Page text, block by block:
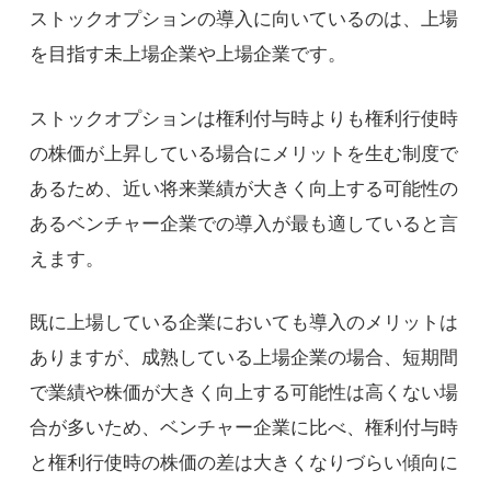
ストックオプションの導入に向いているのは、上場
を目指す未上場企業や上場企業です。
ストックオプションは権利付与時よりも権利行使時
の株価が上昇している場合にメリットを生む制度で
あるため、近い将来業績が大きく向上する可能性の
あるベンチャー企業での導入が最も適していると言
えます。
既に上場している企業においても導入のメリットは
ありますが、成熟している上場企業の場合、短期間
で業績や株価が大きく向上する可能性は高くない場
合が多いため、ベンチャー企業に比べ、権利付与時
と権利行使時の株価の差は大きくなりづらい傾向に